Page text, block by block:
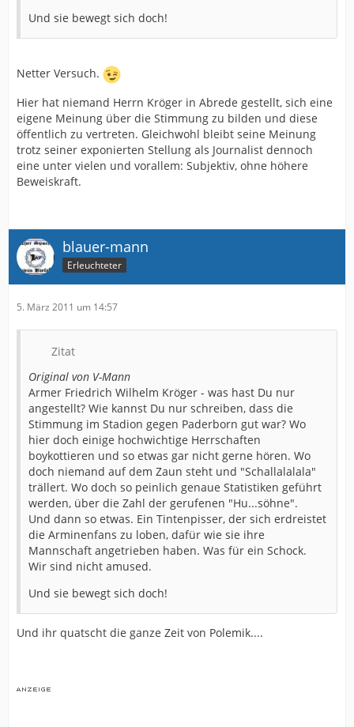
Und sie bewegt sich doch!
Netter Versuch.
Hier hat niemand Herrn Kröger in Abrede gestellt, sich eine
eigene Meinung über die Stimmung zu bilden und diese
öffentlich zu vertreten. Gleichwohl bleibt seine Meinung
trotz seiner exponierten Stellung als Journalist dennoch
eine unter vielen und vorallem: Subjektiv, ohne höhere
Beweiskraft.
blauer-mann
Erleuchteter
5. März 2011 um 14:57
Zitat
Original von V-Mann
Armer Friedrich Wilhelm Kröger - was hast Du nur
angestellt? Wie kannst Du nur schreiben, dass die
Stimmung im Stadion gegen Paderborn gut war? Wo
hier doch einige hochwichtige Herrschaften
boykottieren und so etwas gar nicht gerne hören. Wo
doch niemand auf dem Zaun steht und "Schallalalala"
trällert. Wo doch so peinlich genaue Statistiken geführt
werden, über die Zahl der gerufenen "Hu...söhne".
Und dann so etwas. Ein Tintenpisser, der sich erdreistet
die Arminenfans zu loben, dafür wie sie ihre
Mannschaft angetrieben haben. Was für ein Schock.
Wir sind nicht amused.
Und sie bewegt sich doch!
Und ihr quatscht die ganze Zeit von Polemik....